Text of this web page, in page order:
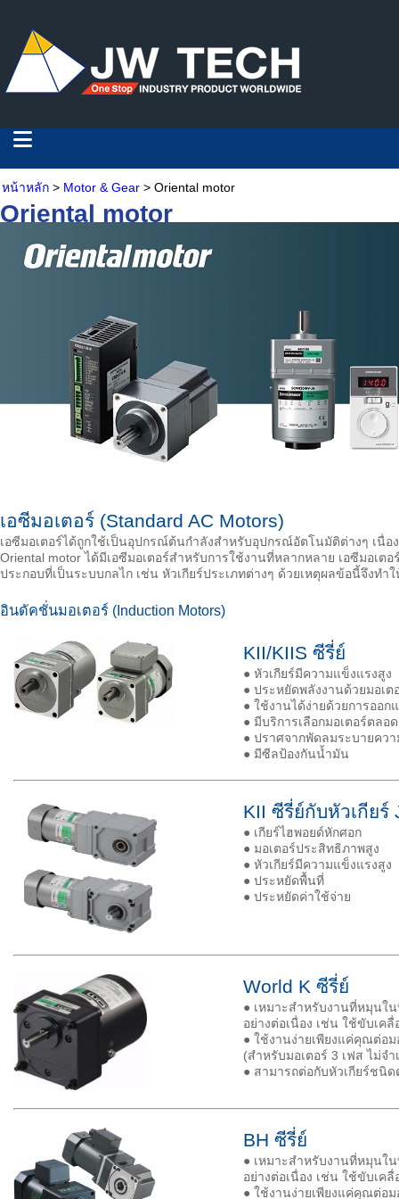
หน้าหลัก > Motor & Gear > Oriental motor
Oriental motor
เอซีมอเตอร์ (Standard AC Motors)
เอซีมอเตอร์ได้ถูกใช้เป็นอุปกรณ์ต้นกำลังสำหรับอุปกรณ์อัตโนมัติต่างๆ เนื่
Oriental motor ได้มีเอซีมอเตอร์สำหรับการใช้งานที่หลากหลาย เอซีมอเ
ประกอบที่เป็นระบบกลไก เช่น หัวเกียร์ประเภทต่างๆ ด้วยเหตุผลข้อนี้จึงท
อินดัคชั่นมอเตอร์ (Induction Motors)
KII/KIIS ซีรี่ย์
● หัวเกียร์มีความแข็งแรงสูง
● ประหยัดพลังงานด้วยมอเ
● ใช้งานได้ง่ายด้วยการออ
● มีบริการเลือกมอเตอร์ตลอ
● ปราศจากพัดลมระบายคว
● มีซีลป้องกันนํ้ามัน
KII ซีรี่ย์กับหัวเกียร์
● เกียร์ไฮพอยด์หักศอก
● มอเตอร์ประสิทธิภาพสูง
● หัวเกียร์มีความแข็งแรงสูง
● ประหยัดพื้นที่
● ประหยัดค่าใช้จ่าย
World K ซีรี่ย์
● เหมาะสำหรับงานที่หมุนใ
อย่างต่อเนื่อง เช่น ใช้ขับเค
● ใช้งานง่ายเพียงแค่คุณต่อ
(สำหรับมอเตอร์ 3 เฟส ไม่จ
● สามารถต่อกับหัวเกียร์ชนิ
BH ซีรี่ย์
● เหมาะสำหรับงานที่หมุนใ
อย่างต่อเนื่อง เช่น ใช้ขับเค
● ใช้งานง่ายเพียงแค่คุณต่อ